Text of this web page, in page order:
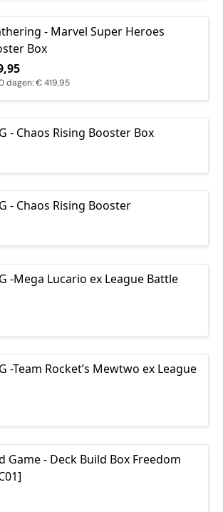
AANBIEDING
- Marvel Super Heroes
Box
dagen: € 419,95
- Chaos Rising Booster Box
- Chaos Rising Booster
-Mega Lucario ex League Battle
-Team Rocket’s Mewtwo ex League
Game - Deck Build Box Freedom